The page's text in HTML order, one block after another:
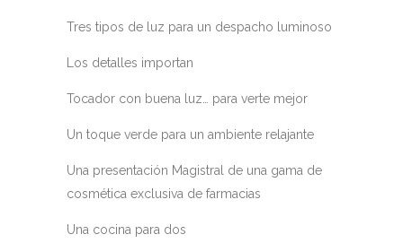
Tres tipos de luz para un despacho luminoso
Los detalles importan
Tocador con buena luz… para verte mejor
Un toque verde para un ambiente relajante
Una presentación Magistral de una gama de
cosmética exclusiva de farmacias
Una cocina para dos